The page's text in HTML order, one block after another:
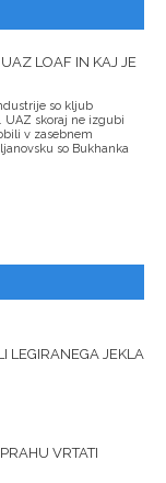
LOAF IN KAJ JE
so kljub
skoraj ne izgubi
v zasebnem
so Bukhanka
LEGIRANEGA JEKLA
VRTATI